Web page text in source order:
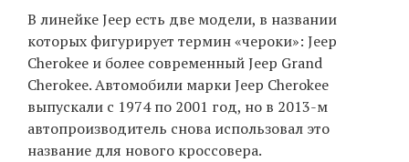
В линейке Jeep есть две модели, в названии
которых фигурирует термин «чероки»: Jeep
Cherokee и более современный Jeep Grand
Cherokee. Автомобили марки Jeep Cherokee
выпускали с 1974 по 2001 год, но в 2013-м
автопроизводитель снова использовал это
название для нового кроссовера.